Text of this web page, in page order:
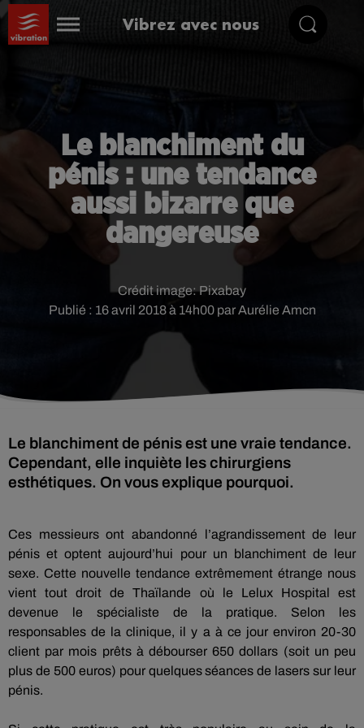
Vibrez avec nous
Le blanchiment du
pénis : une tendance
aussi bizarre que
dangereuse
Publié : 16 avril 2018 à 14h00 par Aurélie Amcn
Crédit image:Pixabay
Le blanchiment de pénis est une vraie tendance.
Cependant, elle inquiète les chirurgiens
esthétiques. On vous explique pourquoi.
Ces messieurs ont abandonné l’agrandissement de leur
pénis et optent aujourd’hui pour un blanchiment de leur
sexe. Cette nouvelle tendance extrêmement étrange nous
vient tout droit de Thaïlande où le
Lelux
Hospital est
devenue le spécialiste de la pratique.
Selon les
responsables de la clinique, il y a à ce jour environ 20-30
client par mois prêts à débourser 650 dollars (soit un peu
plus de 500 euros) pour quelques séances de lasers sur leur
pénis.